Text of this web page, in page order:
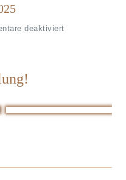
deaktiviert
n